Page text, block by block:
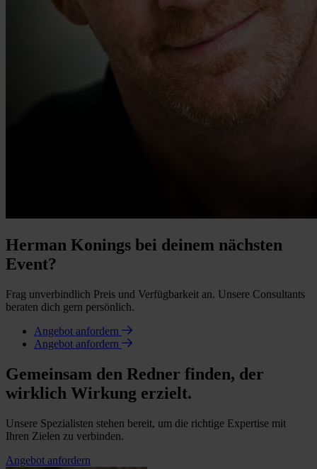
Herman Konings bei deinem nächsten
Event?
Frag unverbindlich Preis und Verfügbarkeit an. Unsere Consultants
beraten dich gern persönlich.
Angebot anfordern
Angebot anfordern
Gemeinsam den Redner finden, der
wirklich Wirkung erzielt.
Unsere Spezialisten stehen bereit, um die richtige Expertise mit
Ihren Zielen zu verbinden.
Angebot anfordern